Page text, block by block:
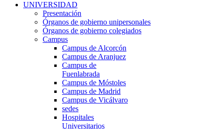
UNIVERSIDAD
Presentación
Órganos de gobierno unipersonales
Órganos de gobierno colegiados
Campus
Campus de Alcorcón
Campus de Aranjuez
Campus de
Fuenlabrada
Campus de Móstoles
Campus de Madrid
Campus de Vicálvaro
sedes
Hospitales
Universitarios